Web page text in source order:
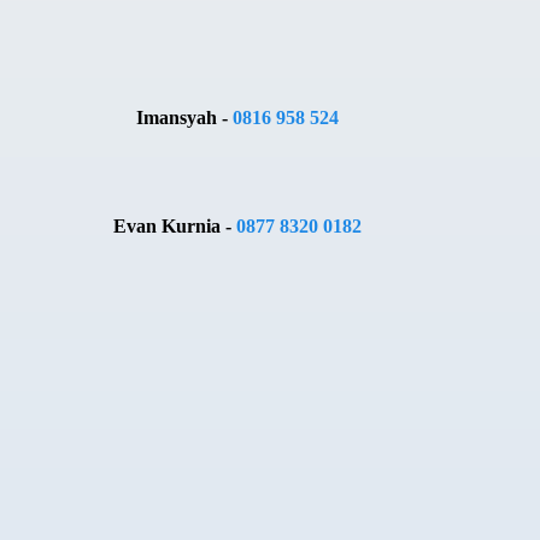
Imansyah -0816 958 524
Evan Kurnia -0877 8320 0182